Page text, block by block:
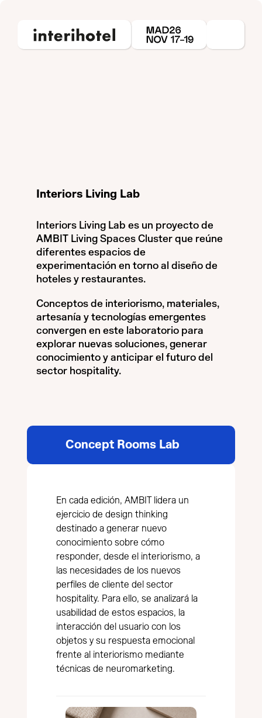
Interiors Living Lab
Interiors Living Lab es un proyecto de
AMBIT Living Spaces Cluster que reúne
diferentes espacios de
experimentación en torno al diseño de
hoteles y restaurantes.
Conceptos de interiorismo, materiales,
artesanía y tecnologías emergentes
convergen en este laboratorio para
explorar nuevas soluciones, generar
conocimiento y anticipar el futuro del
sector hospitality.
Concept Rooms Lab
En cada edición, AMBIT lidera un
ejercicio de design thinking
destinado a generar nuevo
conocimiento sobre cómo
responder, desde el interiorismo, a
las necesidades de los nuevos
perfiles de cliente del sector
hospitality. Para ello, se analizará la
usabilidad de estos espacios, la
interacción del usuario con los
objetos y su respuesta emocional
frente al interiorismo mediante
técnicas de neuromarketing.